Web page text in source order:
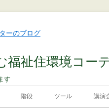
福祉住環境コー
す
階段 ツール 講演